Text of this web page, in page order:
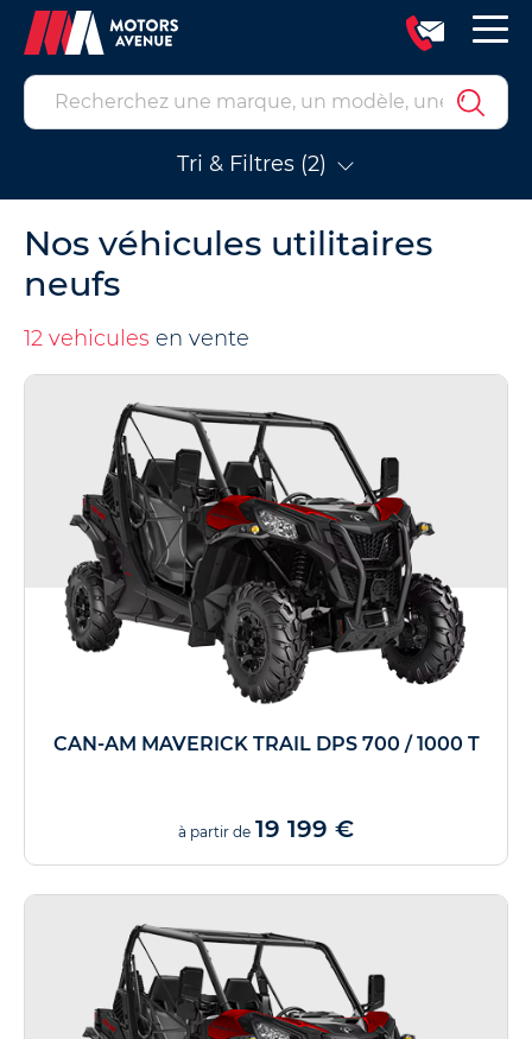
Tri & Filtres (2)
Nos véhicules utilitaires
neufs
12 vehicules en vente
CAN-AM MAVERICK TRAIL DPS 700 / 1000 T
à partir de 19 199 €